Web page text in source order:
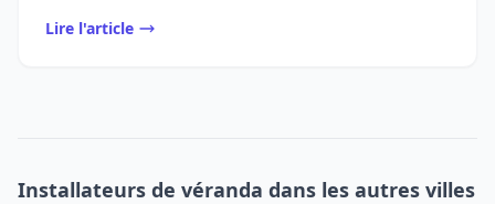
Lire l'article
Installateurs de véranda dans les autres villes